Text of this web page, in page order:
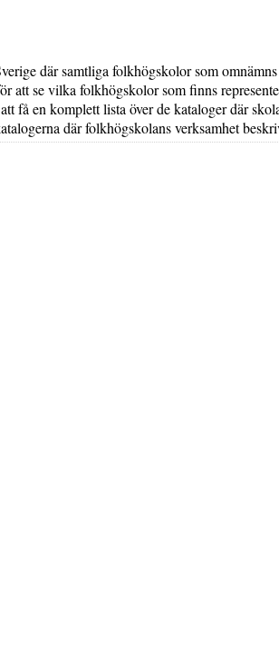
där samtliga folkhögskolor som
att se vilka folkhögskolor som finns
få en komplett lista över de kataloger där
där folkhögskolans verksamhet